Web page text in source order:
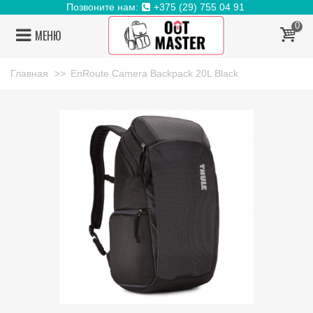
Позвоните нам: +375 (29) 755 04 91
МЕНЮ
0
Главная >> EnRoute Camera Backpack 20L Black